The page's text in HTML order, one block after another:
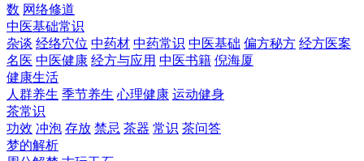
数 网络修道
中医基础常识
杂谈 经络穴位 中药材 中药常识 中医基础 偏方秘方 经方医案
名医 中医健康 经方与应用 中医书籍 倪海厦
健康生活
人群养生 季节养生 心理健康 运动健身
茶常识
功效 冲泡 存放 禁忌 茶器 常识 茶问答
梦的解析